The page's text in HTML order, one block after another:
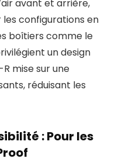
avant et arrière,
les configurations en
boîtiers comme le
un design
mise sur une
réduisant les
: Pour les